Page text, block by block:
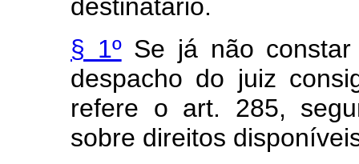
destinatário.
§ 1ºSe já não constar
despacho do juiz
refere o art. 285,
sobre direitos